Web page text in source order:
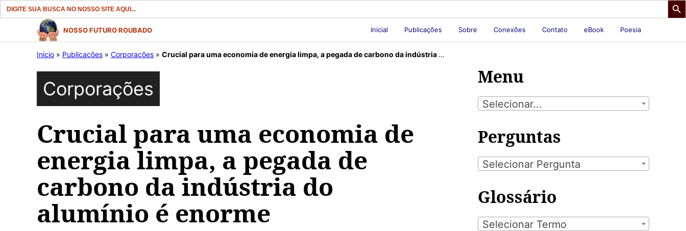
Search
for:
conteúdo
NOSSO FUTURO ROUBADO Inicial Publicações Sobre Conexões Contato eBook Poesia
Início » Publicações » Corporações » Crucial para uma economia de energia limpa, a pegada de carbono da indústria do alumínio é enorme
Corporações
Crucial para uma economia de
energia limpa, a pegada de
carbono da indústria do
alumínio é enorme
Menu
Selecionar...
Perguntas
Selecionar Pergunta
Glossário
Selecionar Termo